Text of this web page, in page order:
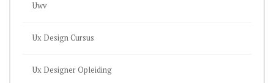
Uwv
Ux Design Cursus
Ux Designer Opleiding